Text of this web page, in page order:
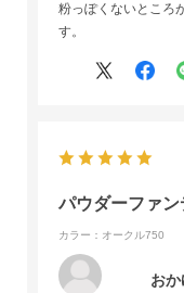
粉っぽくないところ
す。
パウダーファン
カラー：オークル750
おか